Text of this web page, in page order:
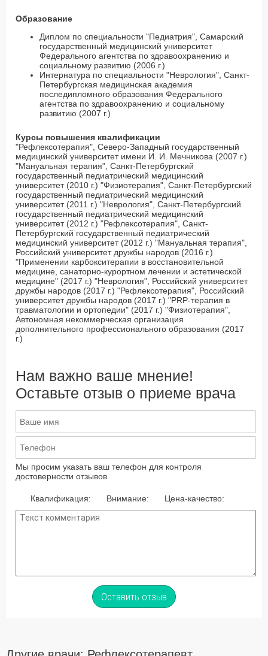
Образование
Диплом по специальности "Педиатрия", Самарский
государственный медицинский университет
Федерального агентства по здравоохранению и
социальному развитию (2006 г.)
Интернатура по специальности "Неврология", Санкт-
Петербургская медицинская академия
последипломного образования Федерального
агентства по здравоохранению и социальному
развитию (2007 г.)
Курсы повышения квалификации
"Рефлексотерапия", Северо-Западный государственный
медицинский университет имени И. И. Мечникова (2007 г.)
"Мануальная терапия", Санкт-Петербургский
государственный педиатрический медицинский
университет (2010 г.) "Физиотерапия", Санкт-Петербургский
государственный педиатрический медицинский
университет (2011 г.) "Неврология", Санкт-Петербургский
государственный педиатрический медицинский
университет (2012 г.) "Рефлексотерапия", Санкт-
Петербургский государственный педиатрический
медицинский университет (2012 г.) "Мануальная терапия",
Российский университет дружбы народов (2016 г.)
"Применении карбокситерапии в восстановительной
медицине, санаторно-курортном лечении и эстетической
медицине" (2017 г.) "Неврология", Российский университет
дружбы народов (2017 г.) "Рефлексотерапия", Российский
университет дружбы народов (2017 г.) "PRP-терапия в
травматологии и ортопедии" (2017 г.) "Физиотерапия",
Автономная некоммерческая организация
дополнительного профессионального образования (2017
г.)
Нам важно ваше мнение!
Оставьте отзыв о приеме врача
Мы просим указать ваш телефон для контроля
достоверности отзывов
Квалификация: Внимание: Цена-качество:
Оставить отзыв